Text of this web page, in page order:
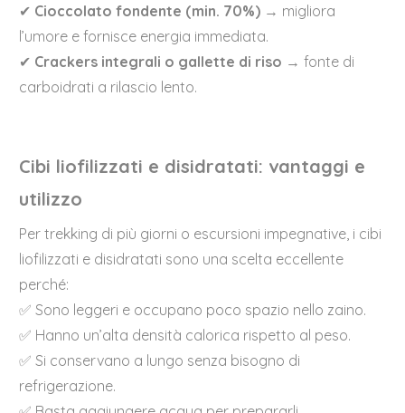
✔ Cioccolato fondente (min. 70%) → migliora
l’umore e fornisce energia immediata.
✔ Crackers integrali o gallette di riso → fonte di
carboidrati a rilascio lento.
Cibi liofilizzati e disidratati: vantaggi e
utilizzo
Per trekking di più giorni o escursioni impegnative, i cibi
liofilizzati e disidratati sono una scelta eccellente
perché:
✅ Sono leggeri e occupano poco spazio nello zaino.
✅ Hanno un’alta densità calorica rispetto al peso.
✅ Si conservano a lungo senza bisogno di
refrigerazione.